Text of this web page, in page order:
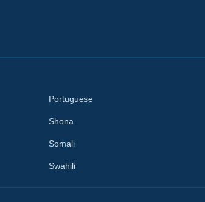
Portuguese
Shona
Somali
Swahili